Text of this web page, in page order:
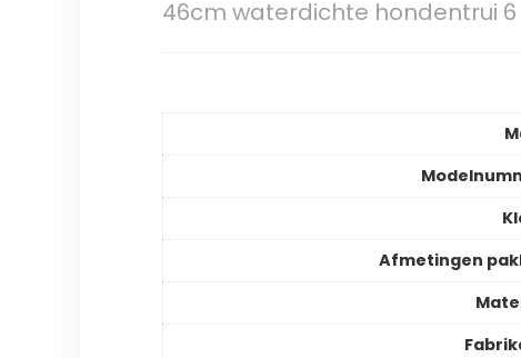
46cm waterdichte hondentrui
Afmetingen